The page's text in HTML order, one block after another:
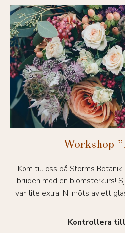
Workshop
Kom till oss på Storms
bruden med en blomsterkurs!
vän lite extra. Ni möts av ett
Kontrollera